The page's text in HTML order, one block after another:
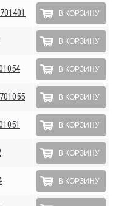
В КОРЗИНУ
В КОРЗИНУ
В КОРЗИНУ
В КОРЗИНУ
В КОРЗИНУ
В КОРЗИНУ
В КОРЗИНУ